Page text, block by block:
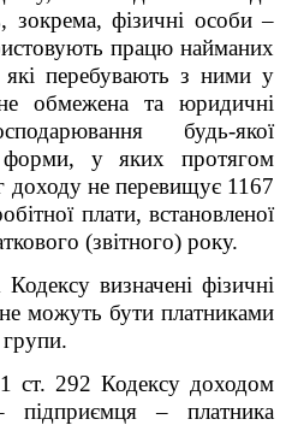
зокрема, фізичні особи –
працю найманих
які перебувають з ними у
обмежена та юридичні
будь-якої
форми, у яких протягом
доходу не перевищує 1167
плати, встановленої
(звітного) року.
визначені фізичні
можуть бути платниками
групи.
ст. 292 Кодексу доходом
підприємця – платника